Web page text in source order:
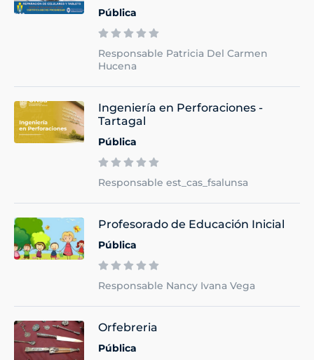
Pública
Responsable Patricia Del Carmen
Hucena
Ingeniería en Perforaciones -
Tartagal
Pública
Responsable est_cas_fsalunsa
Profesorado de Educación Inicial
Pública
Responsable Nancy Ivana Vega
Orfebreria
Pública